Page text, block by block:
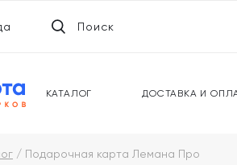
КАТАЛОГ ДОСТАВКА И
Поиск
Подарочная карта Лемана Про